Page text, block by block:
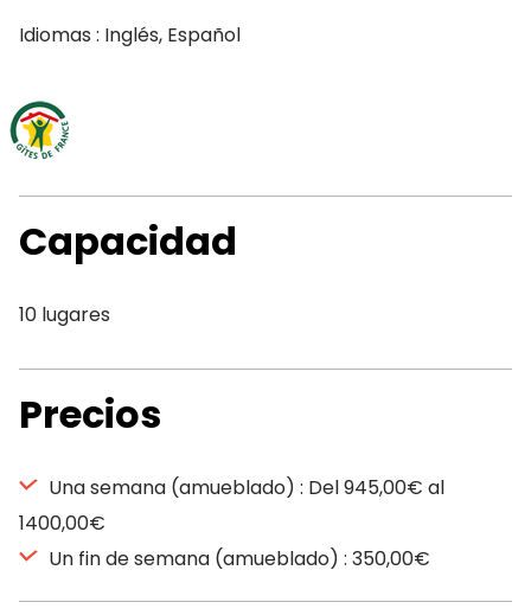
Idiomas : Inglés, Español
Capacidad
10 lugares
Precios
Una semana (amueblado) : Del 945,00€ al
1400,00€
Un fin de semana (amueblado) : 350,00€